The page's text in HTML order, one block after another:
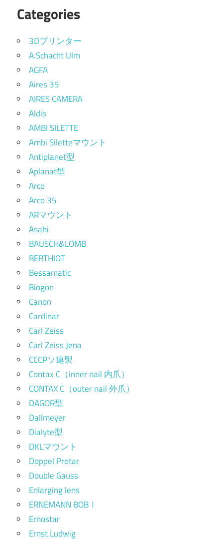
Categories
3Dプリンター
A.Schacht Ulm
AGFA
Aires 35
AIRES CAMERA
Aldis
AMBI SILETTE
Ambi Siletteマウント
Antiplanet型
Aplanat型
Arco
Arco 35
ARマウント
Asahi
BAUSCH&LOMB
BERTHIOT
Bessamatic
Biogon
Canon
Cardinar
Carl Zeiss
Carl Zeiss Jena
CCCPソ連製
Contax C（inner nail 内爪）
CONTAX C（outer nail 外爪）
DAGOR型
Dallmeyer
Dialyte型
DKLマウント
Doppel Protar
Double Gauss
Enlarging lens
ERNEMANN BOBⅠ
Ernostar
Ernst Ludwig